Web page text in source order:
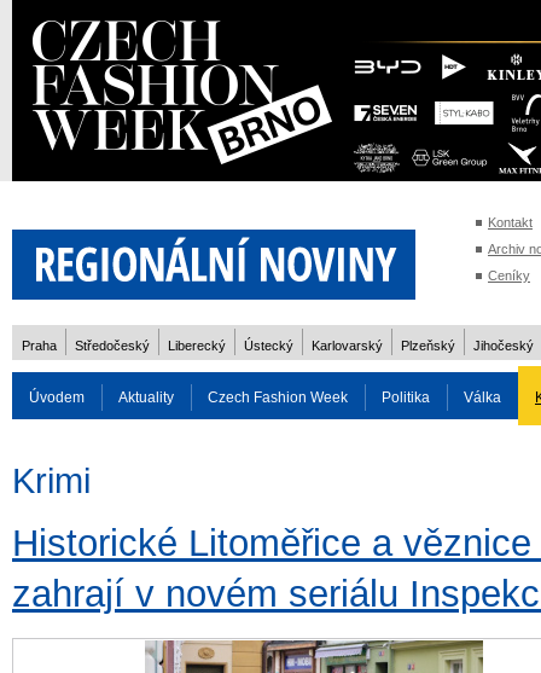
Kontakt
Archiv
Ceníky
Praha Středočeský Liberecký Ústecký Karlovarský Plzeňský Jihočeský
Úvodem Aktuality Czech Fashion Week Politika Válka
Krimi
Historické Litoměřice a
zahrají v novém seriálu